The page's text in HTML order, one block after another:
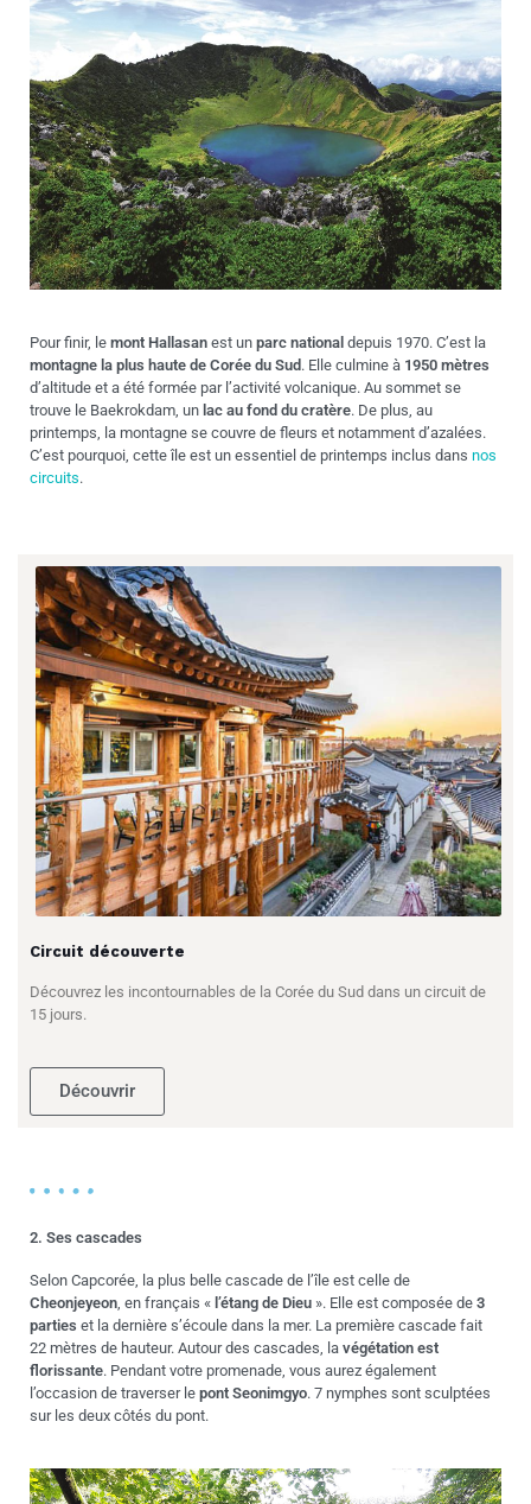
Pour finir, le mont Hallasan est un parc national depuis 1970. C’est la
montagne la plus haute de Corée du Sud . Elle culmine à 1950 mètres
d’altitude et a été formée par l’activité volcanique. Au sommet se
trouve le Baekrokdam, un lac au fond du cratère. De plus, au
printemps, la montagne se couvre de fleurs et notamment d’azalées.
C’est pourquoi, cette île est un essentiel de printemps inclus dans nos
circuits.
Circuit découverte
Découvrez les incontournables de la Corée du Sud dans un circuit de
15 jours.
Découvrir
2. Ses cascades
Selon Capcorée, la plus belle cascade de l’île est celle de
Cheonjeyeon , en français « l’étang de Dieu ». Elle est composée de 3
parties et la dernière s’écoule dans la mer. La première cascade fait
22 mètres de hauteur. Autour des cascades, la végétation est
florissante. Pendant votre promenade, vous aurez également
l’occasion de traverser le pont Seonimgyo. 7 nymphes sont sculptées
sur les deux côtés du pont.